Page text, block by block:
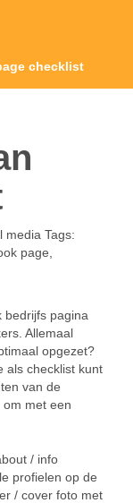
checklist
media Tags:
page
bedrijfs pagina
Allemaal
opgezet?
als checklist kunt
van de
met een
/ info
profielen op de
/ cover foto met